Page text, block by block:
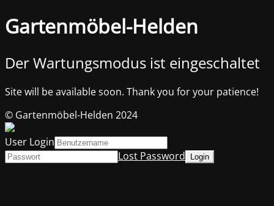
Gartenmöbel-Helden
Der Wartungsmodus ist eingeschaltet
Site will be available soon. Thank you for your patience!
© Gartenmöbel-Helden 2024
User Login
Lost Password